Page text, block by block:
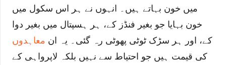
میں خون بہاتے ہیں۔ انہوں نے ہر اس سکول میں
خون بہایا جو بغیر فنڈز کے، ہر ہسپتال میں بغیر دوا
کے، اور ہر سڑک ٹوٹی پھوٹی رہ گئی۔ یہ ان معاہدوں
کی قیمت ہیں جو احتیاط سے نہیں بلکہ لاپرواہی کے